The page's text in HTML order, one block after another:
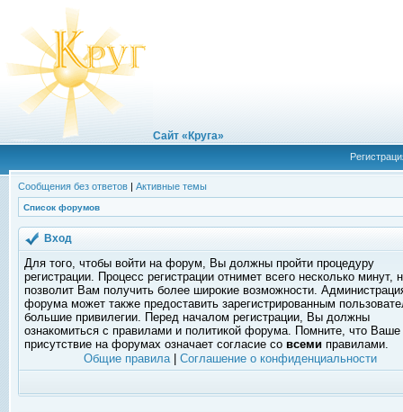
Сайт «Круга»
Сообщения без ответов | Активные темы
Список форумов
Вход
Для того, чтобы войти на форум, Вы должны пройти процедуру
регистрации. Процесс регистрации отнимет всего несколько минут,
позволит Вам получить более широкие возможности.
форума может также предоставить зарегистрированным
большие привилегии. Перед началом регистрации, Вы должны
ознакомиться с правилами и политикой форума. Помните, что Ваше
присутствие на форумах означает согласие со всеми правилами.
Общие правила| Соглашение о конфиденциальности